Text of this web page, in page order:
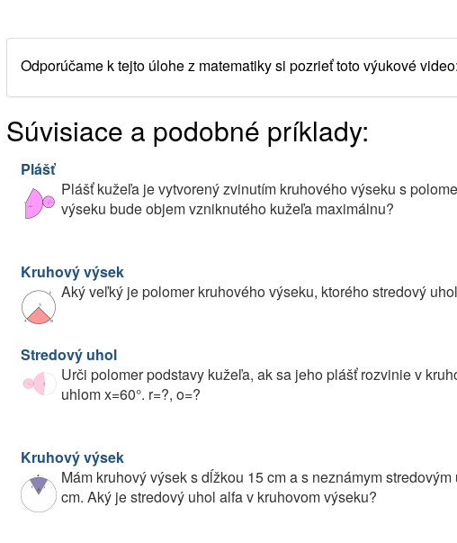
Odporúčame k tejto úlohe z matematiky si pozrieť toto výukové video:
Súvisiace a podobné príklady:
Plášť
Plášť kužeľa je vytvorený zvinutím kruhového výseku s
výseku bude objem vzniknutého kužeľa maximálnu?
Kruhový výsek
Aký veľký je polomer kruhového výseku, ktorého stredový
Stredový uhol
Urči polomer podstavy kužeľa, ak sa jeho plášť rozvinie v
uhlom x=60°. r=?, o=?
Kruhový výsek
Mám kruhový výsek s dĺžkou 15 cm a s neznámym
cm. Aký je stredový uhol alfa v kruhovom výseku?